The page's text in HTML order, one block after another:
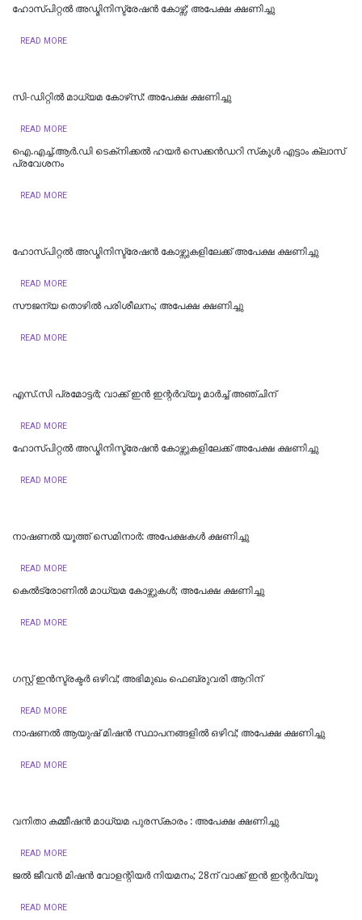
ഹോസ്പിറ്റൽ അഡ്മിനിസ്ട്രേഷൻ കോഴ്സ്; അപേക്ഷ ക്ഷണിച്ചു
READ MORE
സി-ഡിറ്റില്‍ മാധ്യമ കോഴ്‌സ്: അപേക്ഷ ക്ഷണിച്ചു
READ MORE
​ഐ.എച്ച്.ആർ.ഡി ടെക്‌നിക്കൽ ഹയർ സെക്കൻഡറി സ്‌കൂൾ എട്ടാം ക്ലാസ്
പ്രവേശനം
READ MORE
ഹോസ്പിറ്റൽ അഡ്മിനിസ്ട്രേഷൻ കോഴ്സുകളിലേക്ക് അപേക്ഷ ക്ഷണിച്ചു
READ MORE
സൗജന്യ തൊഴിൽ പരിശീലനം; അപേക്ഷ ക്ഷണിച്ചു
READ MORE
എസ്.സി പ്രമോട്ടര്‍; വാക്ക് ഇന്‍ ഇന്റര്‍വ്യൂ മാര്‍ച്ച് അഞ്ചിന്
READ MORE
ഹോസ്പിറ്റൽ അഡ്മിനിസ്ട്രേഷൻ കോഴ്സുകളിലേക്ക് അപേക്ഷ ക്ഷണിച്ചു
READ MORE
നാഷണൽ യൂത്ത് സെമിനാർ: അപേക്ഷകൾ ക്ഷണിച്ചു
READ MORE
കെൽട്രോണിൽ മാധ്യമ കോഴ്സുകൾ; അപേക്ഷ ക്ഷണിച്ചു
READ MORE
​ഗസ്റ്റ് ഇൻസ്ട്രക്ടർ ഒഴിവ്; അഭിമുഖം ഫെബ്രുവരി ആറിന്
READ MORE
നാഷണൽ ആയുഷ് മിഷൻ സ്ഥാപനങ്ങളിൽ ഒഴിവ്; അപേക്ഷ ക്ഷണിച്ചു
READ MORE
വനിതാ കമ്മീഷൻ മാധ്യമ പുരസ്‌കാരം : അപേക്ഷ ക്ഷണിച്ചു
READ MORE
ജൽ ജീവൻ മിഷൻ വോളന്റിയർ നിയമനം; 28ന് വാക്ക് ഇൻ ഇന്റർവ്യൂ
READ MORE